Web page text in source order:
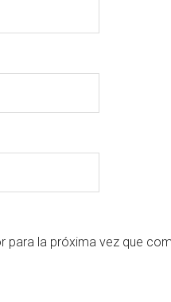
para la próxima vez que